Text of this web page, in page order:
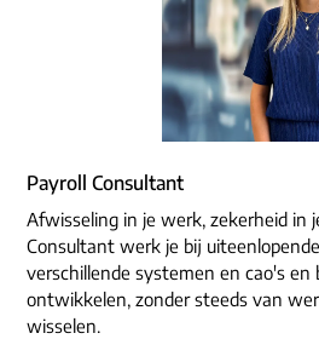
Payroll Consultant
Afwisseling in je werk, zekerheid in
Consultant werk je bij
verschillende systemen en cao's en
ontwikkelen, zonder steeds van
wisselen.